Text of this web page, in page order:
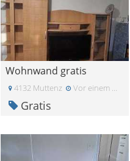
Wohnwand gratis
4132 Muttenz Vor einem Monat
Gratis